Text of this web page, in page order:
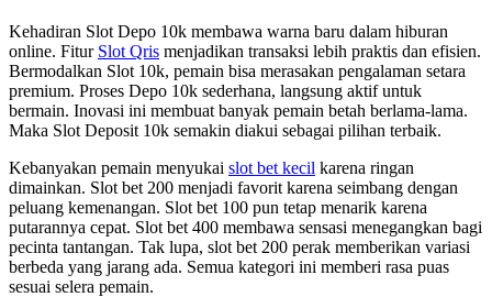
Kehadiran Slot Depo 10k membawa warna baru dalam hiburan
online. Fitur Slot Qris menjadikan transaksi lebih praktis dan efisien.
Bermodalkan Slot 10k, pemain bisa merasakan pengalaman setara
premium. Proses Depo 10k sederhana, langsung aktif untuk
bermain. Inovasi ini membuat banyak pemain betah berlama-lama.
Maka Slot Deposit 10k semakin diakui sebagai pilihan terbaik.
Kebanyakan pemain menyukai slot bet kecil karena ringan
dimainkan. Slot bet 200 menjadi favorit karena seimbang dengan
peluang kemenangan. Slot bet 100 pun tetap menarik karena
putarannya cepat. Slot bet 400 membawa sensasi menegangkan bagi
pecinta tantangan. Tak lupa, slot bet 200 perak memberikan variasi
berbeda yang jarang ada. Semua kategori ini memberi rasa puas
sesuai selera pemain.